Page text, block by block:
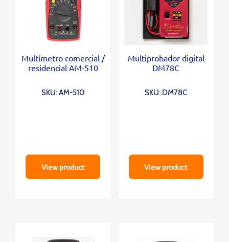
Multímetro comercial /
residencial AM-510
SKU: AM-510
View product
Multiprobador digital
DM78C
SKU: DM78C
View product